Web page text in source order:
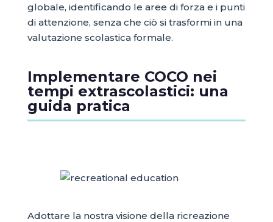
globale, identificando le aree di forza e i punti
di attenzione, senza che ciò si trasformi in una
valutazione scolastica formale.
Implementare COCO nei
tempi extrascolastici: una
guida pratica
Adottare la nostra visione della ricreazione